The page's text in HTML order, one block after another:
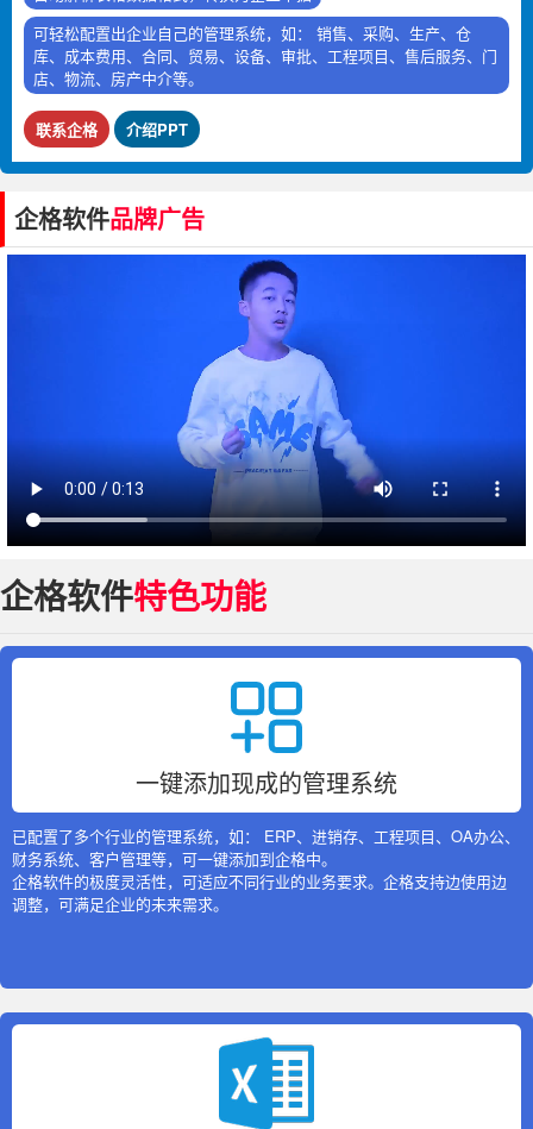
可轻松配置出企业自己的管理系统，如： 销售、采购、生产、仓
库、成本费用、合同、贸易、设备、审批、工程项目、售后服务、门
店、物流、房产中介等。
联系企格 介绍PPT
企格软件品牌广告
企格软件特色功能
一键添加现成的管理系统
已配置了多个行业的管理系统，如： ERP、进销存、工程项目、OA办公、
财务系统、客户管理等，可一键添加到企格中。
企格软件的极度灵活性，可适应不同行业的业务要求。企格支持边使用边
调整，可满足企业的未来需求。